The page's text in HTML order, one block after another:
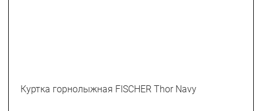
Куртка горнолыжная FISCHER Thor Navy